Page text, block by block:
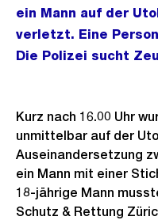
ein Mann auf der
verletzt. Eine
Die Polizei sucht
Kurz nach 16.00 Uhr
unmittelbar auf der
Auseinandersetzung
ein Mann mit einer
18-jährige Mann
Schutz & Rettung